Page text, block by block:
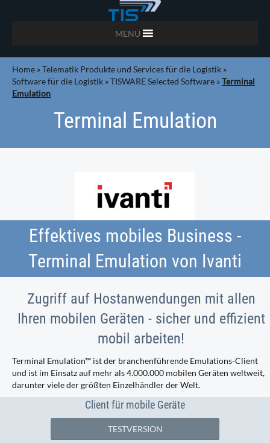
MENU
Home »Telematik Produkte und Services für die Logistik »
Software für die Logistik »TISWARE Selected Software »Terminal
Emulation
Terminal Emulation
Effektives mobiles Business -
Terminal Emulation von Ivanti
Zugriff auf Hostanwendungen mit allen
Ihren mobilen Geräten - sicher und effizient
mobil arbeiten!
Terminal Emulation™ ist der branchenführende Emulations-Client
und ist im Einsatz auf mehr als 4.000.000 mobilen Geräten weltweit,
darunter viele der größten Einzelhändler der Welt.
Client für mobile Geräte
TESTVERSION